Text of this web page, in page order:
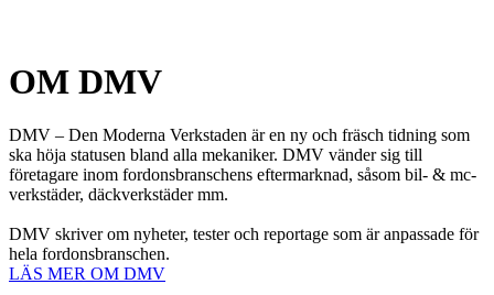
OM DMV
DMV – Den Moderna Verkstaden är en ny och fräsch tidning som
ska höja statusen bland alla mekaniker. DMV vänder sig till
företagare inom fordonsbranschens eftermarknad, såsom bil- & mc-
verkstäder, däckverkstäder mm.
DMV skriver om nyheter, tester och reportage som är anpassade för
hela fordonsbranschen.
LÄS MER OM DMV